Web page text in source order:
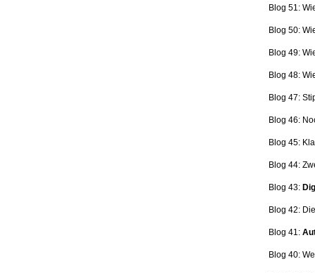
Blog 51:
Blog 50:
Blog 49:
Blog 48:
Blog 47:
Blog 46:
Blog 45:
Blog 44:
Blog 43:
Blog 42:
Blog 41:
Blog 40: